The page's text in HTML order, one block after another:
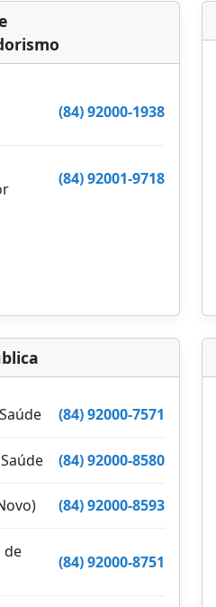
(84) 92000-1938
(84) 92001-9718
(84) 92000-7571
(84) 92000-8580
(84) 92000-8593
de
(84) 92000-8751